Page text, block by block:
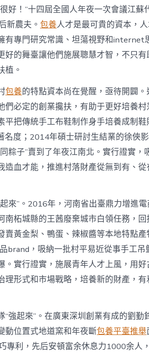
死
水
甜
心
寶
物
養
網
_
中
國
網〉
中
很好！”十四屆全國人年夜一次會議江蘇
新農夫。 包養人才是最可貴的資本，
有專門研究常識、坦蕩視野和internet
好的舞臺讓他們施展聰慧才智，不只
植。
包養的特點資本尚在覺醒，亟待開闢
們必定的創業攙扶，有助于更好培養
把傳統手工布鞋制作身手培養成制鞋
名度；2014年碩士研討生結業的徐俠
粽子”賣到了年夜江南北。實行證實，
造血才能，推進村落財產從無到有、
來”。2016年，河南省出臺鼎力增進
南柘城縣的王茜廢棄城市白領任務，
黃金梨、鴨蛋、辣椒醬等本地特點產
brand，吸納一批村平易近從事手工
。實行證實，施展青年人才上風，用
理形式和市場戰略，培養新的財產，
強起來”。在廣東深圳創業有成的劉勤
動位置式地道窯和年夜斷包養平臺推舉
專利，先后安頓富余休息力1000余人